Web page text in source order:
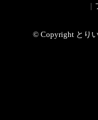
© Copyright とり